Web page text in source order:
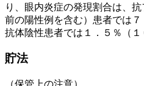
り、眼内炎症の発現割合は、
前の陽性例を含む）患者では７
抗体陰性患者では１．５％（１
貯法